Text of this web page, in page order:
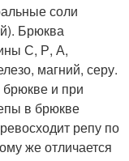
соли
Брюква
С, Р, А,
магний, серу.
брюкве и при
в брюкве
репу по
же отличается